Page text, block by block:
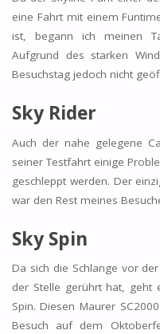
eine Fahrt mit einem
ist, begann ich meinen
Aufgrund des starken
Besuchstag jedoch nicht
Sky Rider
Auch der nahe gelegene
seiner Testfahrt einige
geschleppt werden. Der
war den Rest meines
Sky Spin
Da sich die Schlange vor
der Stelle gerührt hat, geht
Spin. Diesen Maurer
Besuch auf dem